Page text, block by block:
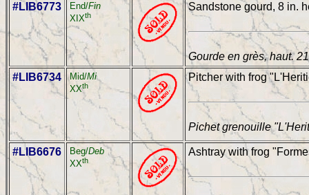
#LIB6773
End/Fin
XIXth
Sandstone gourd, 8 in.
Gourde en grès, haut.
#LIB6734
Mid/Mi
XXth
Pitcher with frog
Pichet grenouille
#LIB6676 Beg/Deb
XXth
Ashtray with frog